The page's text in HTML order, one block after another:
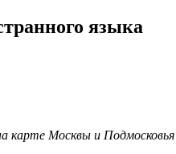
языка
карте Москвы и Подмосковья